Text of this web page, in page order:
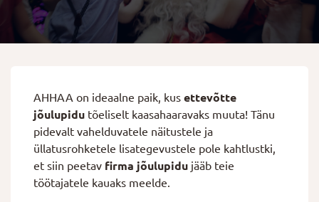
AHHAA on ideaalne paik, kus ettevõtte
jõulupidu tõeliselt kaasahaaravaks muuta! Tänu
pidevalt vahelduvatele näitustele ja
üllatusrohketele lisategevustele pole kahtlustki,
et siin peetav firma jõulupidu jääb teie
töötajatele kauaks meelde.